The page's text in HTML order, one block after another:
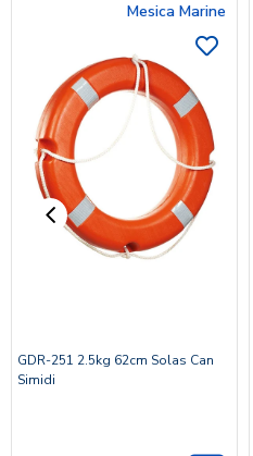
Mesica Marine
GDR-251 2.5kg 62cm Solas Can
Simidi